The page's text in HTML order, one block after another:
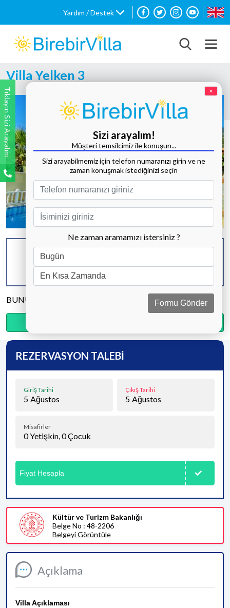
Yardım / Destek
Villa Yelken 3
Tüm Fotoğrafları Göster
KAPASİTE
8 KİŞİ
BANYO & WC
3 ADET
YATAK ODASI
BUNU PAYLAŞ
Açıklama
Villa Açıklaması
REZERVASYON TALEBİ
Giriş Tarihi
5 Ağustos
Çıkış Tarihi
5 Ağustos
Misafirler
0Yetişkin,0Çocuk
Fiyat Hesapla
Kültür ve Turizm Bakanlığı
Belge No : 48-2206
Belgeyi Görüntüle
Tıklayın Sizi Arayalım ×
Sizi arayalım!
Müşteri temsilcimiz ile konuşun...
Sizi arayabilmemiz için telefon numaranızı girin ve ne
zaman konuşmak istediğinizi seçin
Ne zaman aramamızı istersiniz ?
Formu Gönder